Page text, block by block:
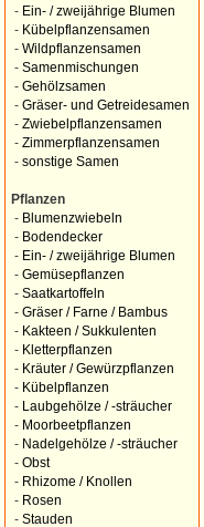
- Ein- / zweijährige Blumen
- Kübelpflanzensamen
- Wildpflanzensamen
- Samenmischungen
- Gehölzsamen
- Gräser- und Getreidesamen
- Zwiebelpflanzensamen
- Zimmerpflanzensamen
- sonstige Samen
Pflanzen
- Blumenzwiebeln
- Bodendecker
- Ein- / zweijährige Blumen
- Gemüsepflanzen
- Saatkartoffeln
- Gräser / Farne / Bambus
- Kakteen / Sukkulenten
- Kletterpflanzen
- Kräuter / Gewürzpflanzen
- Kübelpflanzen
-
Laubgehölze / -sträucher
- Moorbeetpflanzen
- Nadelgehölze / -sträucher
- Obst
- Rhizome / Knollen
- Rosen
- Stauden